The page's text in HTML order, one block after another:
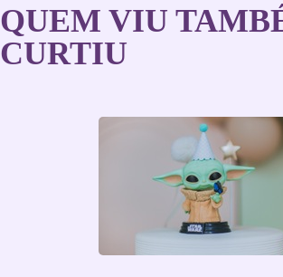
QUEM VIU
CURTIU